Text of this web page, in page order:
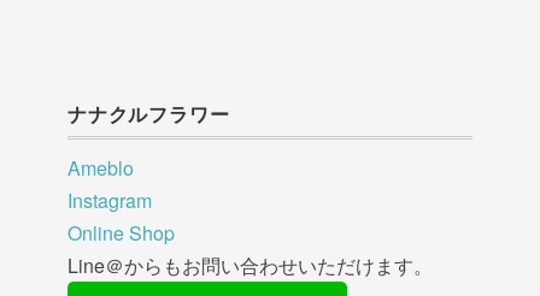
ナナクルフラワー
Ameblo
Instagram
Online Shop
Line＠からもお問い合わせいただけます。